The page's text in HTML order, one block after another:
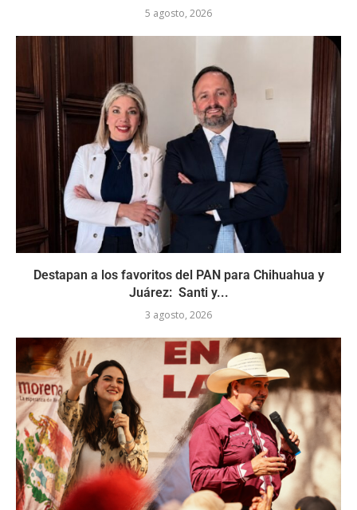
5 agosto, 2026
Destapan a los favoritos del PAN para Chihuahua y
Juárez: Santi y...
3 agosto, 2026